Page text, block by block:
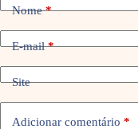
Nome*
E-mail*
Site
Adicionar comentário *